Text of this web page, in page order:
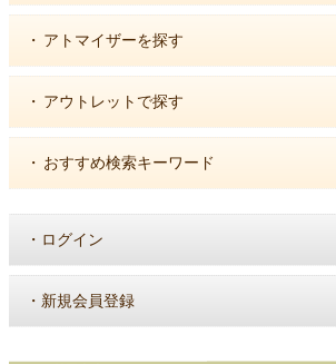
・ アトマイザーを探す
・ アウトレットで探す
・ おすすめ検索キーワード
・ ログイン
・ 新規会員登録